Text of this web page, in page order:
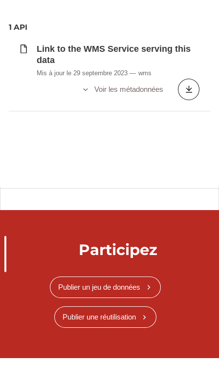
1 API
Link to the WMS Service serving this
data
Mis à jour le 29 septembre 2023 wms
Voir les métadonnées
Participez
Publier un jeu de données
Publier une réutilisation